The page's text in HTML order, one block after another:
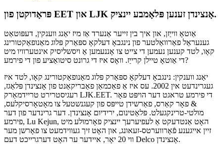
פּראָדוקטן פון EET און LJK אָנצינדן זענען פּלאָמבע יינציק.
אַוטאָ ווייַזן, און איך בין זייער אַנערד אַז מיז יאַנג ווענקין, דעפּוטאַט
גענעראַל פאַרוואַלטער פון נינגבאָ דעלקאָ ספּאַרק פּלוג מאַנופאַקטורינג
קאָו, לטד קענען נעמען די צייט צו אָננעמען אַ ויסשליסיק אינטערוויו מיט
די אַוטאָ טיילן קרייַז. וואָס איז די גרונט סיטואַציע פון ​​די פירמע?
יאַנג ווענקין: נינגבאָ דעלקאָ ספּאַרק פּלוג מאַנופאַקטורינג קאָו, לטד איז
געגרינדעט אין 2002. עס איז אַ פאַכמאַן פאַבריקאַנט פון אָנצינדן פּלאַגז,
רעגיסטרירט טריידמאַרק LJK.EET. די פירמע טראגט דער הויפּט פאָר
& פאָר קאַרס, פאַרשידן טייפּס פון קעגנשטעל צו מאָטאָרסיקלעס,
מולטי-טרינקגעלט. פּלאַטינום, ירידיום אָנצינדן. דער גרינדער פון דער
פירמע, Lu Kejun, האָט אַנטדעקט אַ לעפיערעך יינציק פאָרמולע מיט
זיין אייגענע פֿאָרווערטס-זעאונג, און האָט זיך געווידמעט צו פאָרשן מער
ווי 20 יאָר, איידער ער האָט דערגרייכט דעם Delco אָנצינדן.